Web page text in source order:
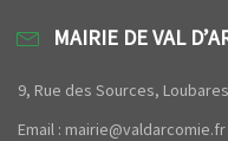
MAIRIE DE VAL
9, Rue des Sources,
Email : mairie@valdarcomie.fr